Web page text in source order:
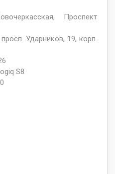
Проспект
Ударников, 19, корп.
S8